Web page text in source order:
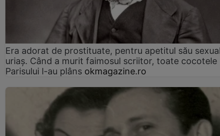
Era adorat de prostituate, pentru apetitul său
uriaș. Când a murit faimosul scriitor, toate cocotele
Parisului l-au plâns okmagazine.ro